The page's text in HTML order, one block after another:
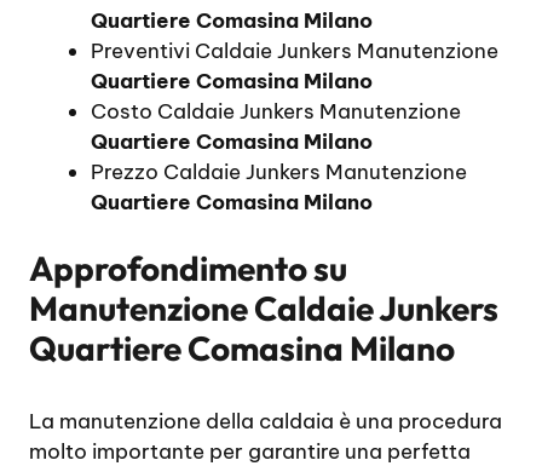
Quartiere Comasina Milano
Preventivi Caldaie Junkers Manutenzione
Quartiere Comasina Milano
Costo Caldaie Junkers Manutenzione
Quartiere Comasina Milano
Prezzo Caldaie Junkers Manutenzione
Quartiere Comasina Milano
Approfondimento su
Manutenzione Caldaie Junkers
Quartiere Comasina Milano
La manutenzione della caldaia è una procedura
molto importante per garantire una perfetta